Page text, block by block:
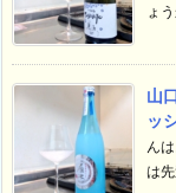
ょ
山
ッ
ん
は